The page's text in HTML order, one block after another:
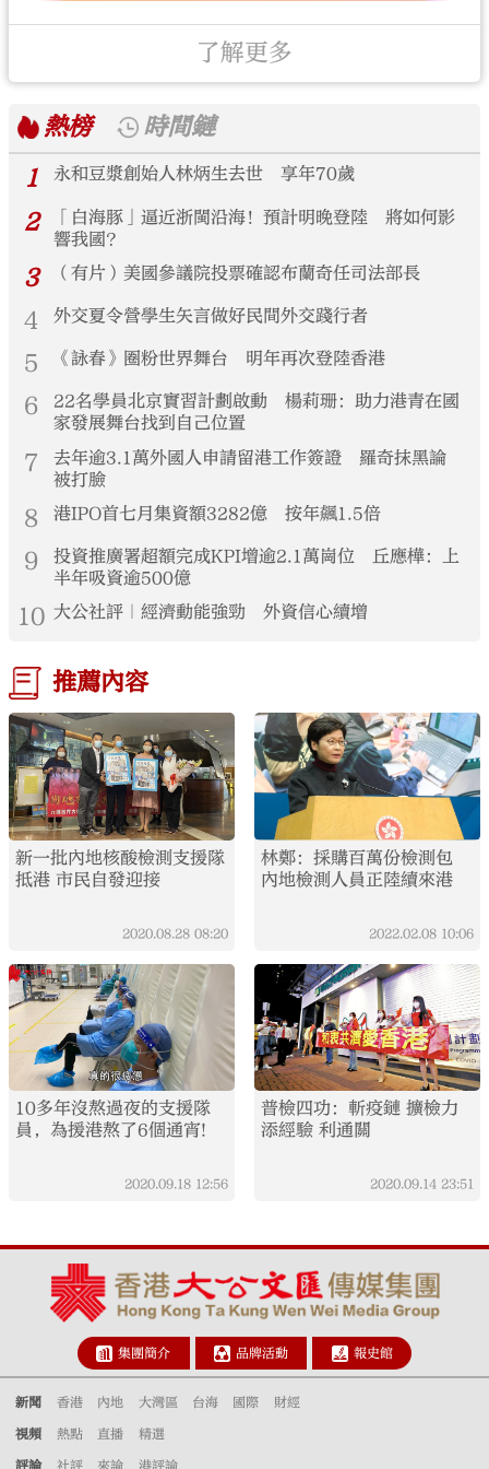
了解更多
熱榜
時間鏈
1
永和豆漿創始人林炳生去世 享年70歲
2
「白海豚」逼近浙閩沿海！預計明晚登陸 將如何影
響我國？
3 （有片）美國參議院投票確認布蘭奇任司法部長
4 外交夏令營學生矢言做好民間外交踐行者
5 《詠春》圈粉世界舞台 明年再次登陸香港
6
22名學員北京實習計劃啟動 楊莉珊：助力港青在國
家發展舞台找到自己位置
7
去年逾3.1萬外國人申請留港工作簽證 羅奇抹黑論
被打臉
8 港IPO首七月集資額3282億 按年飆1.5倍
9
投資推廣署超額完成KPI增逾2.1萬崗位 丘應樺：上
半年吸資逾500億
10 大公社評｜經濟動能強勁 外資信心續增
推薦內容
新一批內地核酸檢測支援隊
抵港 市民自發迎接
2020.08.28 08:20
林鄭：採購百萬份檢測包
內地檢測人員正陸續來港
2022.02.08 10:06
10多年沒熬過夜的支援隊
員，為援港熬了6個通宵!
2020.09.18 12:56
普檢四功：斬疫鏈 擴檢力
添經驗 利通關
2020.09.14 23:51
集團簡介 品牌活動 報史館
新聞 香港 內地 大灣區 台海 國際 財經
視頻 熱點 直播 精選
評論 社評 來論 港評論